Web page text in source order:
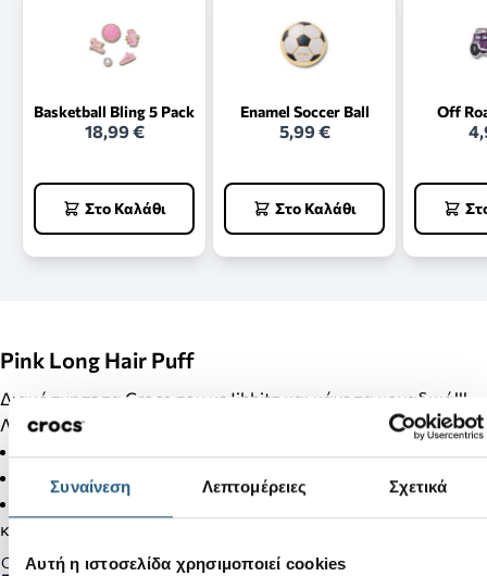
Συναίνεση Λεπτομέρειες Σχετικά
Αυτή η ιστοσελίδα χρησιμοποιεί cookies
Basketball Bling 5 Pack
18,99 €
Στο Καλάθι
Enamel Soccer Ball
5,99 €
Στο Καλάθι
Off
Pink Long Hair Puff
Διακόσμησε τα Crocs σου με Jibbitz και κάνε τα μοναδικά!!!
Λεπτομέρειες Προϊόντος:
Δεν απευθύνεται σε παιδιά κάτω των 3 ετών.
Στα προϊόντα της κατηγορίας Jibbitz δεν γίνονται αλλαγές
και επιστροφές.
Gender: